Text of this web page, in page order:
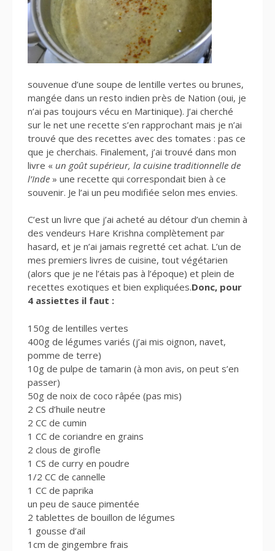
souvenue d’une soupe de lentille vertes ou brunes,
mangée dans un resto indien près de Nation (oui, je
n’ai pas toujours vécu en Martinique). J’ai cherché
sur le net une recette s’en rapprochant mais je n’ai
trouvé que des recettes avec des tomates : pas ce
que je cherchais. Finalement, j’ai trouvé dans mon
livre « un goût supérieur, la cuisine traditionnelle de
l’Inde » une recette qui correspondait bien à ce
souvenir. Je l’ai un peu modifiée selon mes envies.
C’est un livre que j’ai acheté au détour d’un chemin à
des vendeurs Hare Krishna complètement par
hasard, et je n’ai jamais regretté cet achat. L’un de
mes premiers livres de cuisine, tout végétarien
(alors que je ne l’étais pas à l’époque) et plein de
recettes exotiques et bien expliquées.Donc, pour
4 assiettes il faut :
150g de lentilles vertes
400g de légumes variés (j’ai mis oignon, navet,
pomme de terre)
10g de pulpe de tamarin (à mon avis, on peut s’en
passer)
50g de noix de coco râpée (pas mis)
2 CS d’huile neutre
2 CC de cumin
1 CC de coriandre en grains
2 clous de girofle
1 CS de curry en poudre
1/2 CC de cannelle
1 CC de paprika
un peu de sauce pimentée
2 tablettes de bouillon de légumes
1 gousse d’ail
1cm de gingembre frais